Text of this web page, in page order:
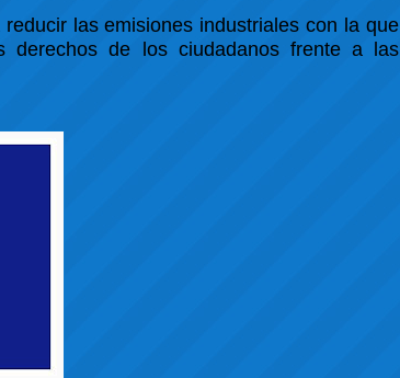
las emisiones industriales con la que
derechos de los ciudadanos frente a las